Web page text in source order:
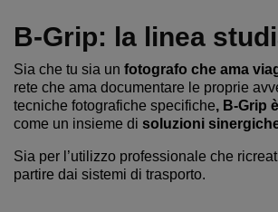
B-Grip: la linea
Sia che tu sia un fotografo che ama
rete che ama documentare le proprie
tecniche fotografiche specifiche, B-Grip
come un insieme di soluzioni
Sia per l’utilizzo professionale che
partire dai sistemi di trasporto.